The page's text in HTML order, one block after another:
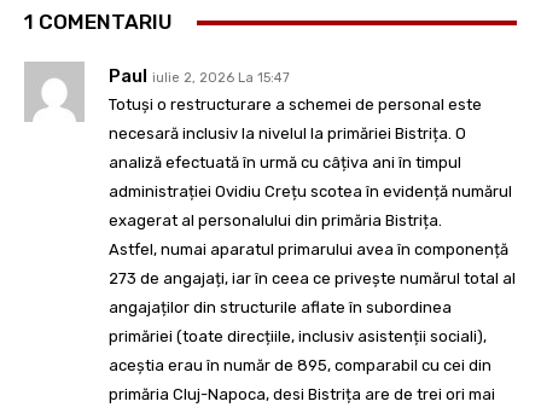
1 COMENTARIU
Paul iulie 2, 2026 La 15:47
Totuși o restructurare a schemei de personal este
necesară inclusiv la nivelul la primăriei Bistrița. O
analiză efectuată în urmă cu câțiva ani în timpul
administrației Ovidiu Crețu scotea în evidență numărul
exagerat al personalului din primăria Bistrița.
Astfel, numai aparatul primarului avea în componență
273 de angajați, iar în ceea ce privește numărul total al
angajaților din structurile aflate în subordinea
primăriei (toate direcțiile, inclusiv asistenții sociali),
aceștia erau în număr de 895, comparabil cu cei din
primăria Cluj-Napoca, desi Bistrița are de trei ori mai